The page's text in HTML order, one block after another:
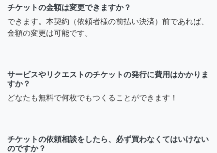
チケットの金額は変更できますか？
できます。本契約（依頼者様の前払い決済）前であれば、
金額の変更は可能です。
サービスやリクエストのチケットの発行に費用はかかりま
すか？
どなたも無料で何枚でもつくることができます！
チケットの依頼相談をしたら、必ず買わなくてはいけない
のですか？